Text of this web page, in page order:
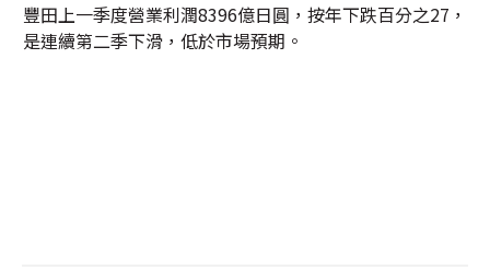
豐田上一季度營業利潤8396億日圓，按年下跌百分之27，
是連續第二季下滑，低於市場預期。